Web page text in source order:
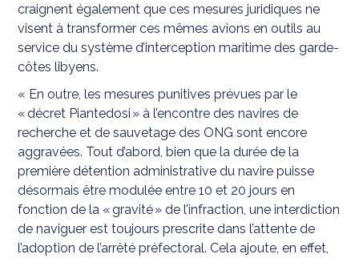
craignent également que ces mesures juridiques ne
visent à transformer ces mêmes avions en outils au
service du système d’interception maritime des garde-
côtes libyens.
« En outre, les mesures punitives prévues par le
« décret Piantedosi » à l’encontre des navires de
recherche et de sauvetage des ONG sont encore
aggravées. Tout d’abord, bien que la durée de la
première détention administrative du navire puisse
désormais être modulée entre 10 et 20 jours en
fonction de la « gravité » de l’infraction, une interdiction
de naviguer est toujours prescrite dans l’attente de
l’adoption de l’arrêté préfectoral. Cela ajoute, en effet,